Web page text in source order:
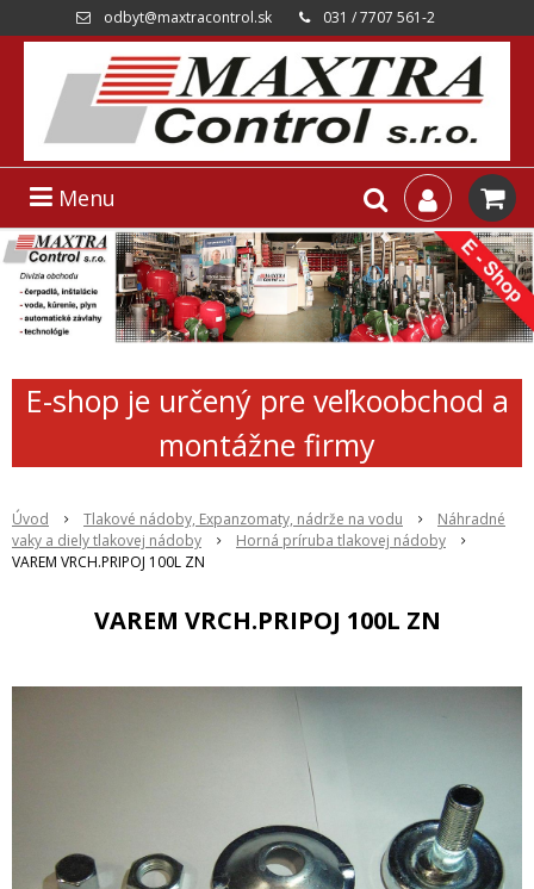
odbyt@maxtracontrol.sk 031 / 7707 561-2
Menu
E-shop je určený pre veľkoobchod a
montážne firmy
Úvod Tlakové nádoby, Expanzomaty, nádrže na vodu
Náhradné
vaky a diely tlakovej nádoby
Horná príruba tlakovej nádoby
VAREM VRCH.PRIPOJ 100L ZN
VAREM VRCH.PRIPOJ 100L ZN